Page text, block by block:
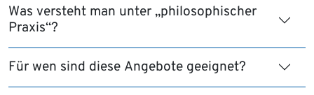
Was versteht man unter „philosophischer
Praxis“?
Für wen sind diese Angebote geeignet?